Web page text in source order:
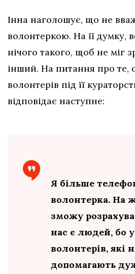
Інна наголошує, що не
волонтеркою. На її думку,
нічого такого, щоб не міг
інший. На питання про те,
волонтерів під її
відповідає наступне:
Я більше
волонтерка. На
зможу
нас є людей, бо
волонтерів, які
допомагають